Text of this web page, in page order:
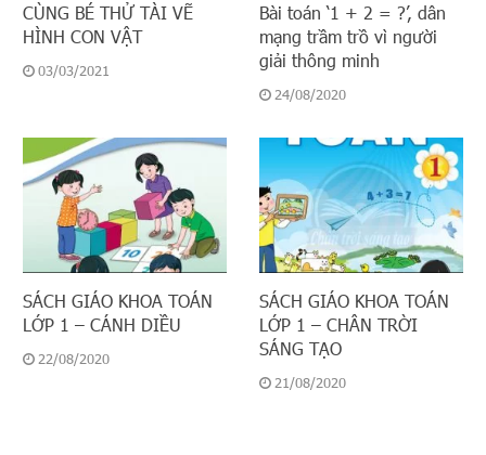
CÙNG BÉ THỬ TÀI VẼ
HÌNH CON VẬT
03/03/2021
Bài toán ‘1 + 2 = ?’, dân
mạng trầm trồ vì người
giải thông minh
24/08/2020
SÁCH GIÁO KHOA TOÁN
LỚP 1 – CÁNH DIỀU
22/08/2020
SÁCH GIÁO KHOA TOÁN
LỚP 1 – CHÂN TRỜI
SÁNG TẠO
21/08/2020